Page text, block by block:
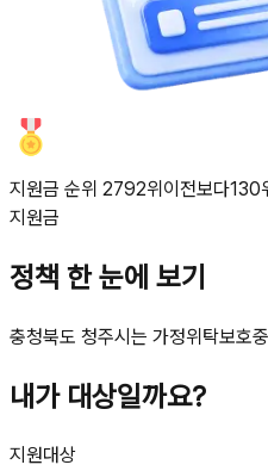
지원금 순위 2792위이전보다130
지원금
정책 한 눈에 보기
충청북도 청주시는 가정위탁보호
내가 대상일까요?
지원대상